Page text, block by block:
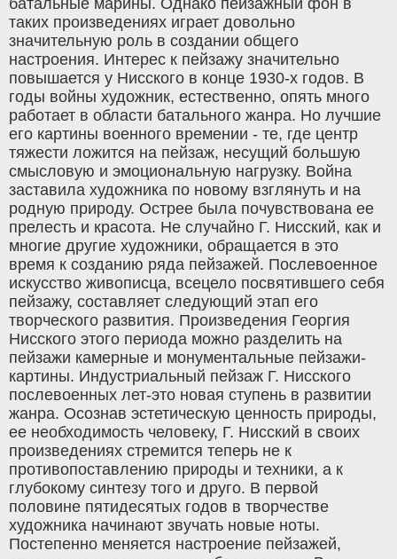
батальные марины. Однако пейзажный фон в
таких произведениях играет довольно
значительную роль в создании общего
настроения. Интерес к пейзажу значительно
повышается у Нисского в конце 1930-х годов. В
годы войны художник, естественно, опять много
работает в области батального жанра. Но лучшие
его картины военного времении - те, где центр
тяжести ложится на пейзаж, несущий большую
смысловую и эмоциональную нагрузку. Война
заставила художника по новому взглянуть и на
родную природу. Острее была почувствована ее
прелесть и красота. Не случайно Г. Нисский, как и
многие другие художники, обращается в это
время к созданию ряда пейзажей. Послевоенное
искусство живописца, всецело посвятившего себя
пейзажу, составляет следующий этап его
творческого развития. Произведения Георгия
Нисского этого периода можно разделить на
пейзажи камерные и монументальные пейзажи-
картины. Индустриальный пейзаж Г. Нисского
послевоенных лет-это новая ступень в развитии
жанра. Осознав эстетическую ценность природы,
ее необходимость человеку, Г. Нисский в своих
произведениях стремится теперь не к
противопоставлению природы и техники, а к
глубокому синтезу того и друго. В первой
половине пятидесятых годов в творчестве
художника начинают звучать новые ноты.
Постепенно меняется настроение пейзажей,